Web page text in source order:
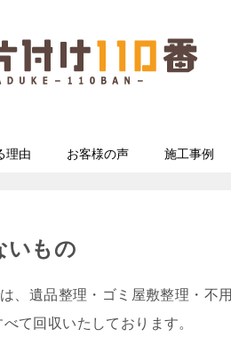
理由 お客様の声 施工事例
いもの
、遺品整理・ゴミ屋敷整理・不
て回収いたしております。